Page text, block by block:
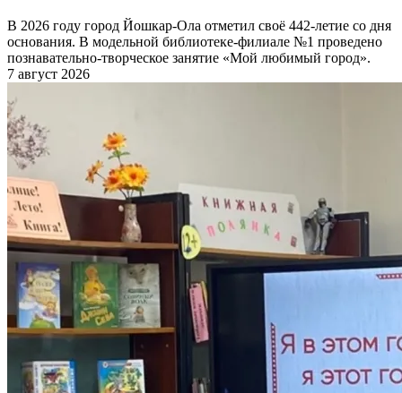
В 2026 году город Йошкар-Ола отметил своё 442-летие со дня
основания. В модельной библиотеке-филиале №1 проведено
познавательно-творческое занятие «Мой любимый город».
7 август 2026